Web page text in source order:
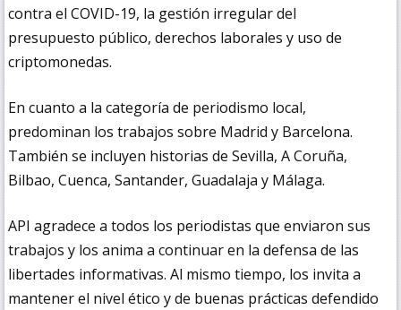
contra el COVID-19, la gestión irregular del
presupuesto público, derechos laborales y uso de
criptomonedas.
En cuanto a la categoría de periodismo local,
predominan los trabajos sobre Madrid y Barcelona.
También se incluyen historias de Sevilla, A Coruña,
Bilbao, Cuenca, Santander, Guadalaja y Málaga.
API agradece a todos los periodistas que enviaron sus
trabajos y los anima a continuar en la defensa de las
libertades informativas. Al mismo tiempo, los invita a
mantener el nivel ético y de buenas prácticas defendido